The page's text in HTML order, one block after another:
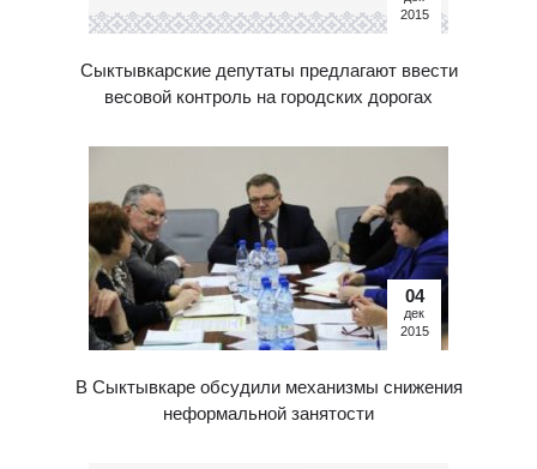
Сыктывкарские депутаты предлагают ввести
весовой контроль на городских дорогах
2015
В Сыктывкаре обсудили механизмы снижения
неформальной занятости
04
дек
2015